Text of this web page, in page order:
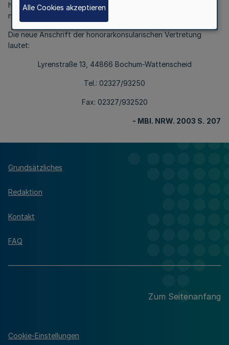
honorarkonsularischen Vertretung der Ukraine von Düsseldorf
nach Bochum-Wattenscheid zugestimmt.
Die neue Anschrift der honorarkonsularischen Vertretung
lautet:
Lyrenstraße 13, 44866 Bochum-Wattenscheid
Tel.: 02327/93250
Fax: 02327/932520
- MBl. NRW. 2003 S. 207
Grundsätzliches
Redaktion
Kontakt
FAQ
Zum Seitenanfang
Cookie-Einstellungen
Alle Cookies akzeptieren